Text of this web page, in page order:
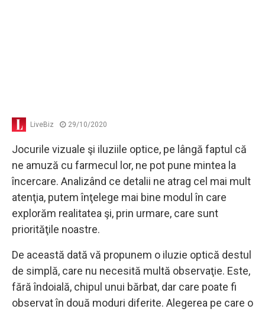
LiveBiz 29/10/2020
Jocurile vizuale şi iluziile optice, pe lângă faptul că
ne amuză cu farmecul lor, ne pot pune mintea la
încercare. Analizând ce detalii ne atrag cel mai mult
atenţia, putem înţelege mai bine modul în care
explorăm realitatea şi, prin urmare, care sunt
priorităţile noastre.
De această dată vă propunem o iluzie optică destul
de simplă, care nu necesită multă observaţie. Este,
fără îndoială, chipul unui bărbat, dar care poate fi
observat în două moduri diferite. Alegerea pe care o